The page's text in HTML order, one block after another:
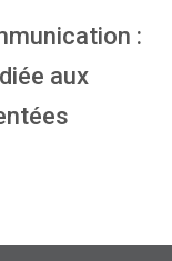
:
aux